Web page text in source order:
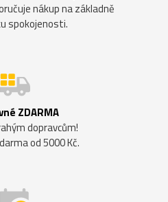
nákup na základně
spokojenosti.
ZDARMA
dopravcům!
od 5000 Kč.